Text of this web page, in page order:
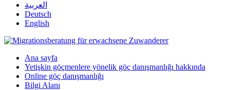
العربية
Deutsch
English
Ana sayfa
Yetişkin göçmenlere yönelik göç danışmanlığı hakkında
Online göç danışmanlığı
Bilgi Alanı